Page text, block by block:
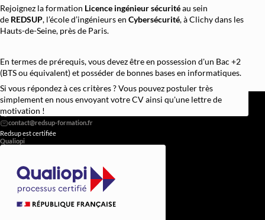
Rejoignez la formation Licence ingénieur sécuritéau sein
de REDSUP, l’école d’ingénieurs en Cybersécurité, à Clichy dans les
Hauts-de-Seine, près de Paris.
En termes de prérequis, vous devez être en possession d'un Bac +2
(BTS ou équivalent) et posséder de bonnes bases en informatiques.
Si vous répondez à ces critères ? Vous pouvez postuler très
simplement en nous envoyant votre CV ainsi qu'une lettre de
motivation !
REDSUP © 2026
98 Bd Victor Hugo, 92110 Clichy
0756838251
Redsup est certifiée
Qualiopi